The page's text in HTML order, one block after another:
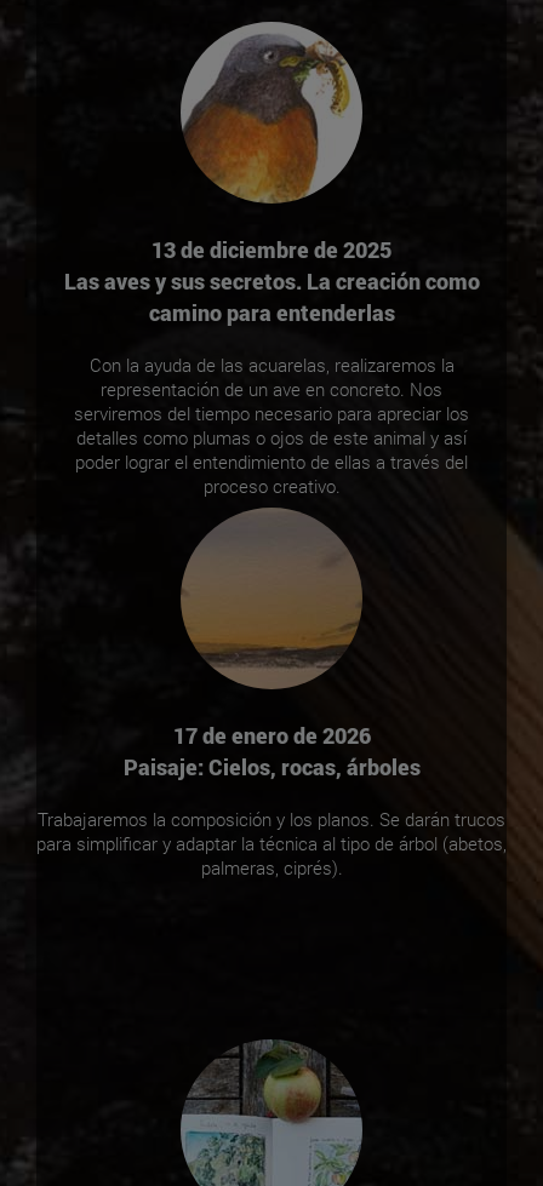
13 de diciembre de 2025
Las aves y sus secretos. La creación como
camino para entenderlas
Con la ayuda de las acuarelas, realizaremos la
representación de un ave en concreto. Nos
serviremos del tiempo necesario para apreciar los
detalles como plumas o ojos de este animal y así
poder lograr el entendimiento de ellas a través del
proceso creativo.
17 de enero de 2026
Paisaje: Cielos, rocas, árboles
Trabajaremos la composición y los planos. Se darán trucos
para simplificar y adaptar la técnica al tipo de árbol (abetos,
palmeras, ciprés).